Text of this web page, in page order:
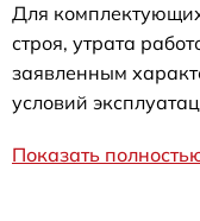
Для
строя, утрата
заявленным
условий
Показать